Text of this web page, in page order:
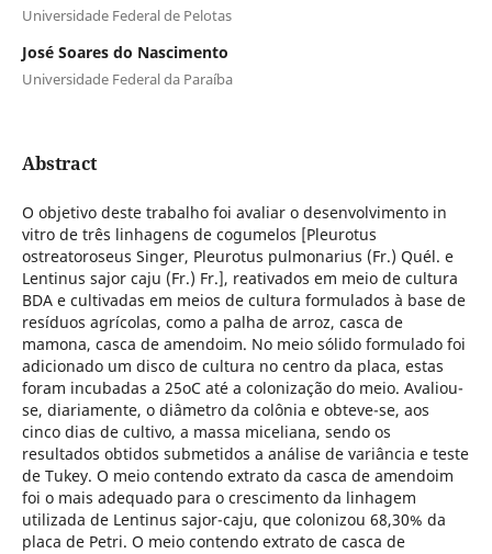
Universidade Federal de Pelotas
José Soares do Nascimento
Universidade Federal da Paraíba
Abstract
O objetivo deste trabalho foi avaliar o desenvolvimento in
vitro de três linhagens de cogumelos [Pleurotus
ostreatoroseus Singer, Pleurotus pulmonarius (Fr.) Quél. e
Lentinus sajor caju (Fr.) Fr.], reativados em meio de cultura
BDA e cultivadas em meios de cultura formulados à base de
resíduos agrícolas, como a palha de arroz, casca de
mamona, casca de amendoim. No meio sólido formulado foi
adicionado um disco de cultura no centro da placa, estas
foram incubadas a 25oC até a colonização do meio. Avaliou-
se, diariamente, o diâmetro da colônia e obteve-se, aos
cinco dias de cultivo, a massa miceliana, sendo os
resultados obtidos submetidos a análise de variância e teste
de Tukey. O meio contendo extrato da casca de amendoim
foi o mais adequado para o crescimento da linhagem
utilizada de Lentinus sajor-caju, que colonizou 68,30% da
placa de Petri. O meio contendo extrato de casca de